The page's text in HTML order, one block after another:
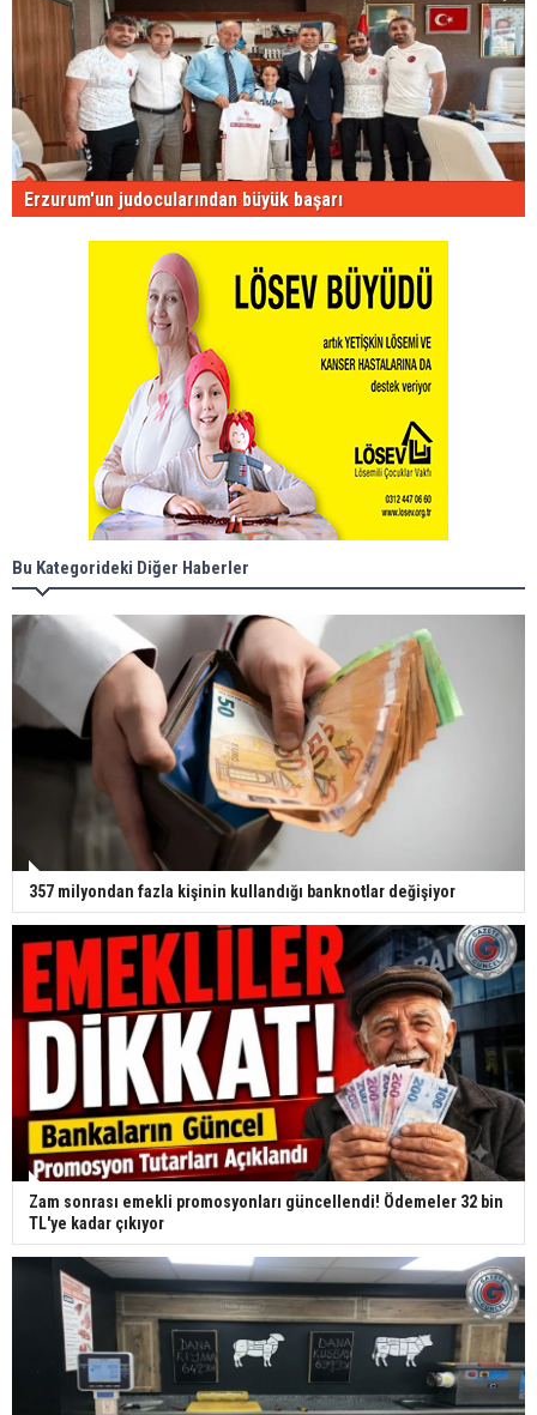
Erzurum'un judocularından büyük başarı
Bu Kategorideki Diğer Haberler
357 milyondan fazla kişinin kullandığı banknotlar değişiyor
Zam sonrası emekli promosyonları güncellendi! Ödemeler 32 bin
TL'ye kadar çıkıyor